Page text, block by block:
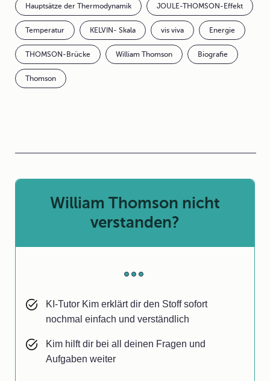
Hauptsätze der Thermodynamik JOULE-THOMSON-Effekt
Temperatur KELVIN- Skala vis viva Energie
THOMSON-Brücke William Thomson Biografie
Thomson
William Thomson nicht
verstanden?
KI-Tutor Kim erklärt dir den Stoff sofort
nochmal einfach und verständlich
Kim hilft dir bei all deinen Fragen und
Aufgaben weiter